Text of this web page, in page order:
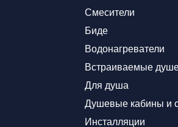
Смесители
Биде
Водонагреватели
Встраиваемые
Для душа
Душевые кабины и
Инсталляции